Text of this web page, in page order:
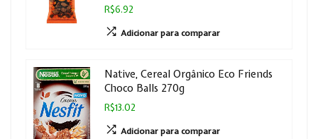
R$6.92
Adicionar para comparar
Native, Cereal Orgânico Eco Friends
Choco Balls 270g
R$13.02
Adicionar para comparar